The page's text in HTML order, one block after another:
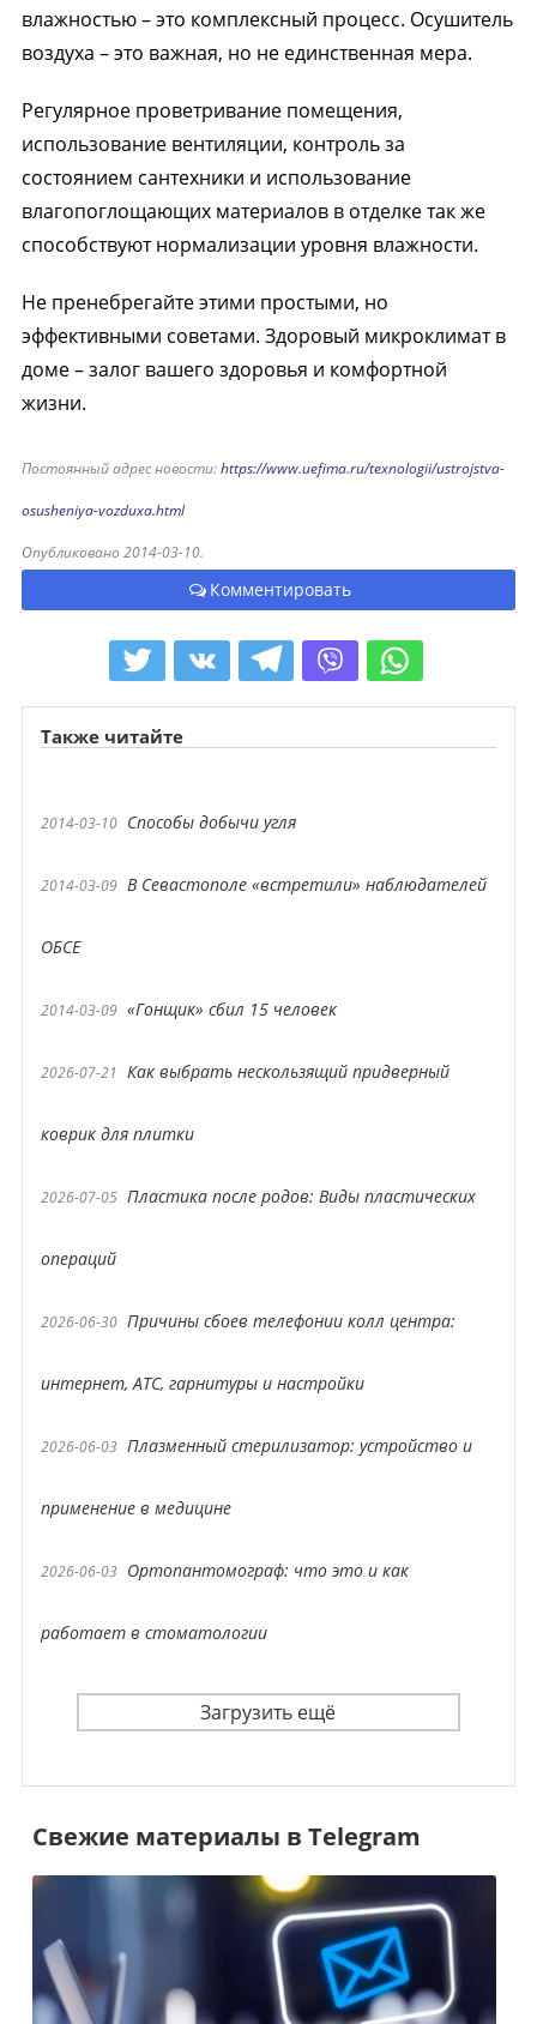
влажностью – это комплексный процесс. Осушитель
воздуха – это важная, но не единственная мера.
Регулярное проветривание помещения,
использование вентиляции, контроль за
состоянием сантехники и использование
влагопоглощающих материалов в отделке так же
способствуют нормализации уровня влажности.
Не пренебрегайте этими простыми, но
эффективными советами. Здоровый микроклимат в
доме – залог вашего здоровья и комфортной
жизни.
Постоянный адрес новости:https://www.uefima.ru/texnologii/ustrojstva-
osusheniya-vozduxa.html
Опубликовано 2014-03-10.
Комментировать
Также читайте
2014-03-10 Способы добычи угля
2014-03-09 В Севастополе «встретили» наблюдателей
ОБСЕ
2014-03-09 «Гонщик» сбил 15 человек
2026-07-21 Как выбрать нескользящий придверный
коврик для плитки
2026-07-05 Пластика после родов: Виды пластических
операций
2026-06-30 Причины сбоев телефонии колл центра:
интернет, АТС, гарнитуры и настройки
2026-06-03 Плазменный стерилизатор: устройство и
применение в медицине
2026-06-03 Ортопантомограф: что это и как
работает в стоматологии
Загрузить ещё
Свежие материалы в Telegram